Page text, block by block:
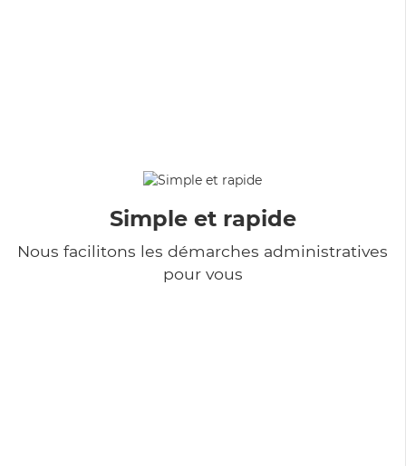
Simple et rapide
Nous facilitons les démarches administratives
pour vous